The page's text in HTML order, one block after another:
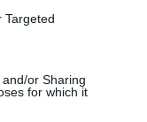
Targeted
or Sharing
for which it